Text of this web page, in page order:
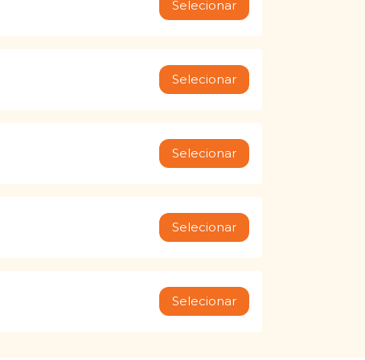
Selecionar
Selecionar
Selecionar
Selecionar
Selecionar